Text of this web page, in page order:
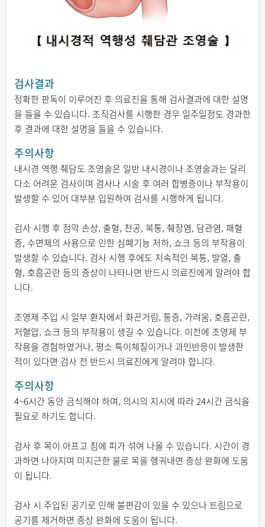
검사결과
정확한 판독이 이루어진 후 의료진을 통해 검사결과에 대한 설명
을 들을 수 있습니다. 조직검사를 시행한 경우 일주일정도 경과한
후 결과에 대한 설명을 들을 수 있습니다.
주의사항
내시경 역행 췌담도 조영술은 일반 내시경이나 조영술과는 달리
다소 어려운 검사이며 검사나 시술 후 여러 합병증이나 부작용이
발생할 수 있어 대부분 입원하여 검사를 시행하게 됩니다.
검사 시행 후 점막 손상, 출혈, 천공, 복통, 췌장염, 담관염, 패혈
증, 수면제의 사용으로 인한 심폐기능 저하, 쇼크 등의 부작용이
발생할 수 있습니다. 검사 시행 후에도 지속적인 복통, 발열, 출
혈, 호흡곤란 등의 증상이 나타나면 반드시 의료진에게 알려야 합
니다.
조영제 주입 시 일부 환자에서 화끈거림, 통증, 가려움, 호흡곤란,
저혈압, 쇼크 등의 부작용이 생길 수 있습니다. 이전에 조영제 부
작용을 경험하였거나, 평소 특이체질이거나 과민반응이 발생한
적이 있다면 검사 전 반드시 의료진에게 알려야 합니다.
주의사항
4~6시간 동안 금식해야 하며, 의시의 지시에 따라 24시간 금식을
필요로 하기도 합니다.
검사 후 목이 아프고 침에 피가 섞여 나올 수 있습니다. 시간이 경
과하면 나아지며 미지근한 물로 목을 헹궈내면 증상 완화에 도움
이 됩니다.
검사 시 주입된 공기로 인해 불편감이 있을 수 있으나 트림으로
공기를 제거하면 증상 완화에 도움이 됩니다.